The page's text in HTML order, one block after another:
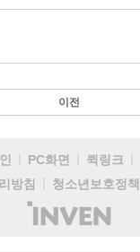
이전
PC화면 퀵링크
방침 청소년보호정책
(주)
인